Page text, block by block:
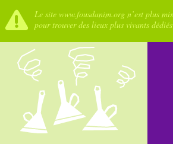
Le site www.fousdanim.org n’est plus
pour trouver des lieux plus vivants